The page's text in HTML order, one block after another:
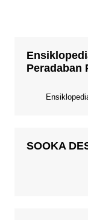
Peradaban
SOOKA